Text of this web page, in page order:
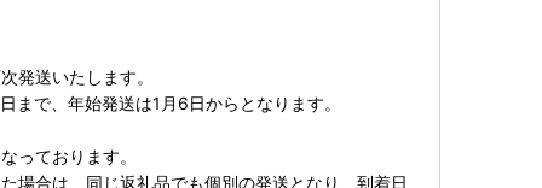
発送いたします。
まで、年始発送は1月6日からとなります。
っております。
場合は、同じ返礼品でも個別の発送となり、到着日